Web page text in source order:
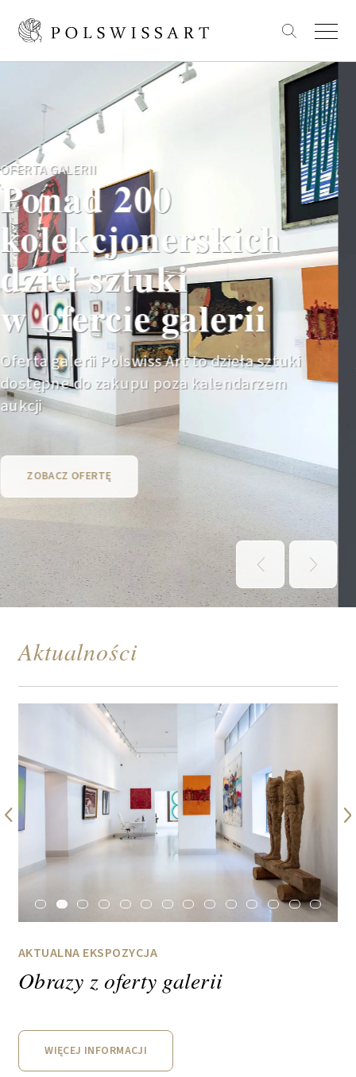
NABÓR OBIEKTÓW
Przyjmujemy
obiekty
do sprzedaży
Prowadzimy nabór obiektów na kolejne
Aukcje Dzieł Sztuki
oraz do sprzedaży pozaaukcyjnej.
ZAPROPONUJ OBIEKT
Aktualności
AKTUALNA EKSPOZYCJA
Obrazy z oferty galerii
WIĘCEJ INFORMACJI